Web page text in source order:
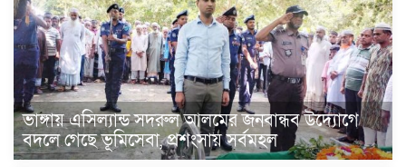
ভাঙ্গায় এসিল্যান্ড সদরুল আলমের জনবান্ধব উদ্যোগে
বদলে গেছে ভূমিসেবা, প্রশংসায় সর্বমহল